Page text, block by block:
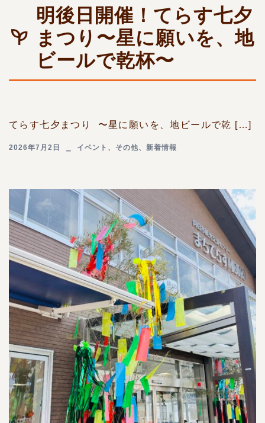
明後日開催！てらす七夕
まつり〜星に願いを、地
ビールで乾杯〜
てらす七夕まつり 〜星に願いを、地ビールで乾 […]
2026年7月2日 イベント 、 その他、 新着情報